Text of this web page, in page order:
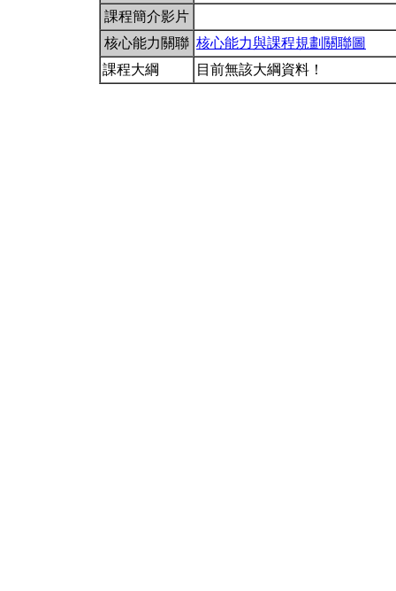
課程簡介影片
核心能力關聯 核心能力與課程規劃關聯圖
課程大綱
目前無該大綱資料！